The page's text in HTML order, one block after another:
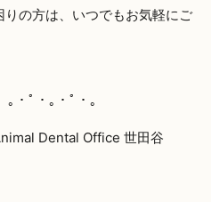
の方は、いつでもお気軽にご
・ﾟ・｡・ﾟ・。
Dental Office 世田谷